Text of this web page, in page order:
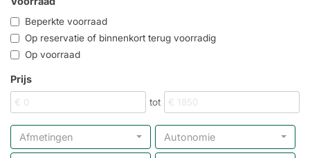
Beperkte voorraad
Op reservatie of binnenkort terug voorradig
Op voorraad
Prijs
tot
Afmetingen Autonomie